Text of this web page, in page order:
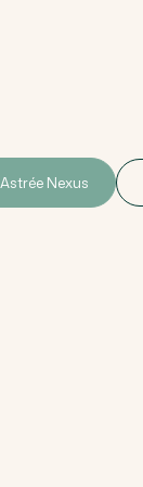
Astrée Nexus